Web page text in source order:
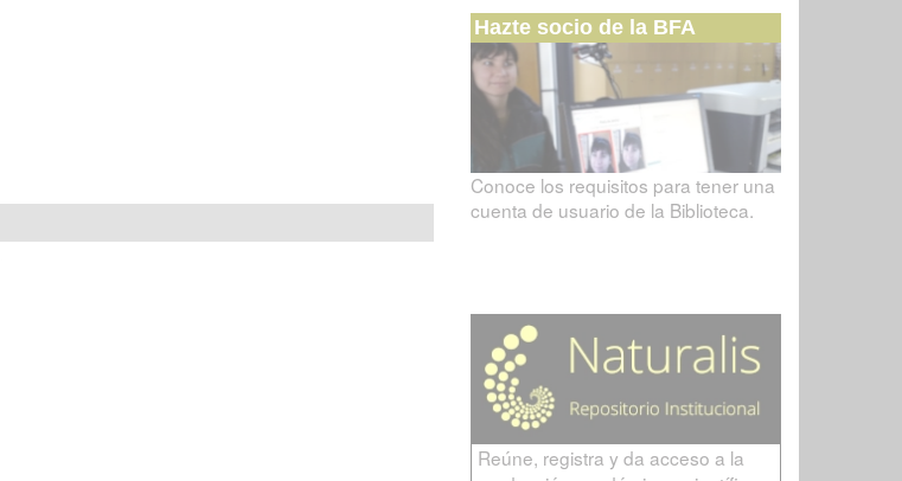
Hazte socio de la BFA
Conoce los requisitos para tener una
cuenta de usuario de la Biblioteca.
Reúne, registra y da acceso a la